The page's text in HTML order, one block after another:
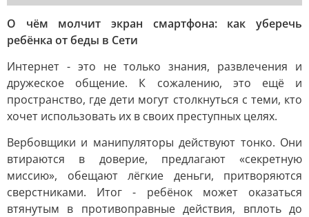
О чём молчит экран смартфона: как уберечь
ребёнка от беды в Сети
Интернет - это не только знания, развлечения и
дружеское общение. К сожалению, это ещё и
пространство, где дети могут столкнуться с теми, кто
хочет использовать их в своих преступных целях.
Вербовщики и манипуляторы действуют тонко. Они
втираются в доверие, предлагают «секретную
миссию», обещают лёгкие деньги, притворяются
сверстниками. Итог - ребёнок может оказаться
втянутым в противоправные действия, вплоть до